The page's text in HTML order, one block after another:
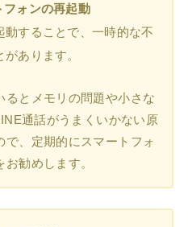
ォンの再起動
動することで、一時的な不
あります。
るとメモリの問題や小さな
通話がうまくいかない原
で、定期的にスマートフォ
勧めします。